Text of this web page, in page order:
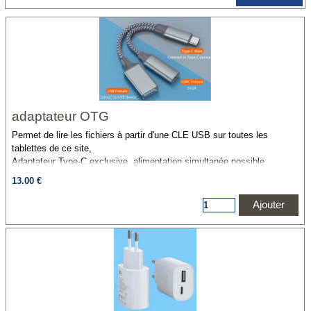
adaptateur OTG
Permet de lire les fichiers à partir d'une CLE USB sur toutes les
tablettes de ce site,
Adaptateur Type-C exclusive, alimentation simultanée possible
Pas besoin d'installer de pilotes, plug and play, très pratique à utiliser.
13.00 €
Ajouter